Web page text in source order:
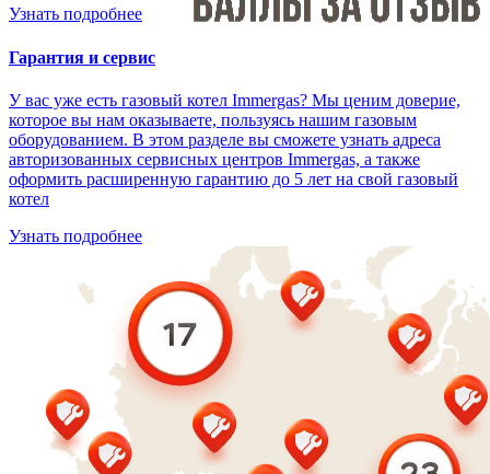
Узнать подробнее
Гарантия и сервис
У вас уже есть газовый котел Immergas? Мы ценим доверие,
которое вы нам оказываете, пользуясь нашим газовым
оборудованием. В этом разделе вы сможете узнать адреса
авторизованных сервисных центров Immergas, а также
оформить расширенную гарантию до 5 лет на свой газовый
котел
Узнать подробнее